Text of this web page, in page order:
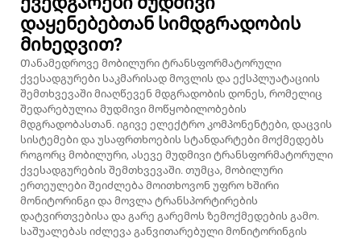
დაყენებებთან სიმდგრადობის
მიხედვით?
Თანამედროვე მობილური ტრანსფორმატორული
ქვესადგურები საკმარისად მოვლის და ექსპლუატაციის
შემთხვევაში მიაღწევენ მდგრადობის დონეს, რომელიც
შედარებულია მუდმივი მოწყობილობების
მდგრადობასთან. იგივე ელექტრო კომპონენტები, დაცვის
სისტემები და უსაფრთხოების სტანდარტები მოქმედებს
როგორც მობილური, ასევე მუდმივი ტრანსფორმატორული
ქვესადგურების შემთხვევაში. თუმცა, მობილური
ერთეულები შეიძლება მოითხოვონ უფრო ხშირი
მონიტორინგი და მოვლა ტრანსპორტირების
დატვირთვებისა და გარე გარემოს ზემოქმედების გამო.
საშუალებას იძლევა განვითარებული მონიტორინგის